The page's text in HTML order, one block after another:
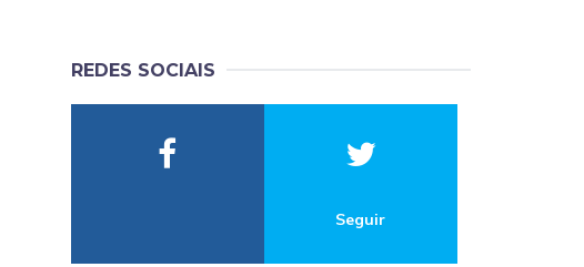
REDES SOCIAIS
Seguir